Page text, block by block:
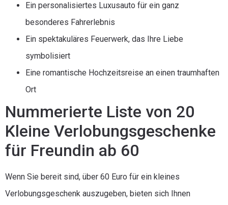
Ein personalisiertes Luxusauto für ein ganz
besonderes Fahrerlebnis
Ein spektakuläres Feuerwerk, das Ihre Liebe
symbolisiert
Eine romantische Hochzeitsreise an einen traumhaften
Ort
Nummerierte Liste von 20
Kleine Verlobungsgeschenke
für Freundin ab 60
Wenn Sie bereit sind, über 60 Euro für ein kleines
Verlobungsgeschenk auszugeben, bieten sich Ihnen